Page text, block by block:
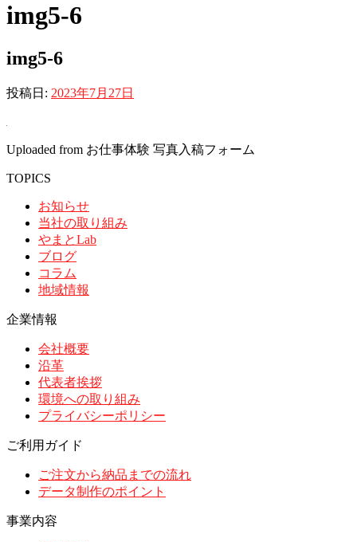
img5-6
img5-6
投稿日: 2023年7月27日
Uploaded from お仕事体験 写真入稿フォーム
TOPICS
お知らせ
当社の取り組み
やまとLab
ブログ
コラム
地域情報
企業情報
会社概要
沿革
代表者挨拶
環境への取り組み
プライバシーポリシー
ご利用ガイド
ご注文から納品までの流れ
データ制作のポイント
事業内容